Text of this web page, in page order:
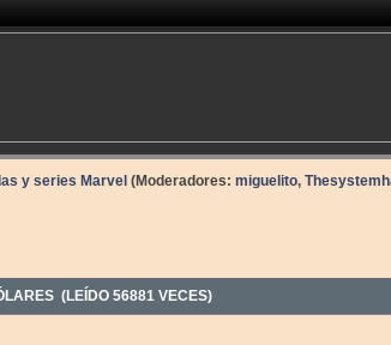
y series Marvel (Moderadores: miguelito,
(LEÍDO 56881 VECES)